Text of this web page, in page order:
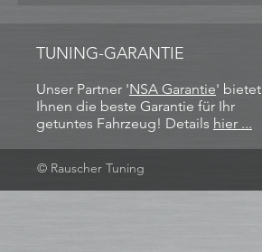
TUNING-GARANTIE
Unser Partner 'NSA Garantie​' bietet
Ihnen die beste Garantie für Ihr
getuntes Fahrzeug! Details hier ...
© Rauscher Tuning